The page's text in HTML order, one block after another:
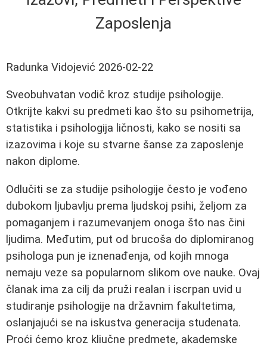
Zaposlenja
Radunka Vidojević 2026-02-22
Sveobuhvatan vodič kroz studije psihologije.
Otkrijte kakvi su predmeti kao što su psihometrija,
statistika i psihologija ličnosti, kako se nositi sa
izazovima i koje su stvarne šanse za zaposlenje
nakon diplome.
Odlučiti se za studije psihologije često je vođeno
dubokom ljubavlju prema ljudskoj psihi, željom za
pomaganjem i razumevanjem onoga što nas čini
ljudima. Međutim, put od brucoša do diplomiranog
psihologa pun je iznenađenja, od kojih mnoga
nemaju veze sa popularnom slikom ove nauke. Ovaj
članak ima za cilj da pruži realan i iscrpan uvid u
studiranje psihologije na državnim fakultetima,
oslanjajući se na iskustva generacija studenata.
Proći ćemo kroz kliučne predmete, akademske